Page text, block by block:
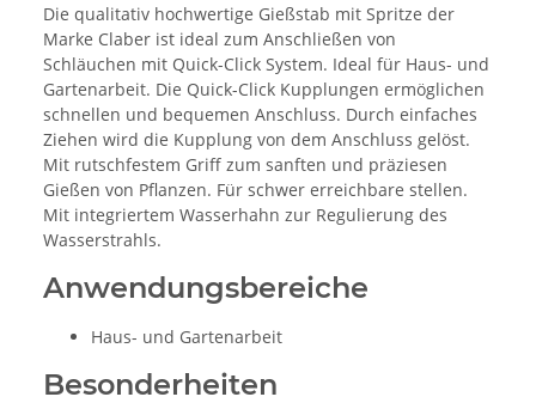
Die qualitativ hochwertige Gießstab mit Spritze der
Marke Claber ist ideal zum Anschließen von
Schläuchen mit Quick-Click System. Ideal für Haus- und
Gartenarbeit. Die Quick-Click Kupplungen ermöglichen
schnellen und bequemen Anschluss. Durch einfaches
Ziehen wird die Kupplung von dem Anschluss gelöst.
Mit rutschfestem Griff zum sanften und präziesen
Gießen von Pflanzen. Für schwer erreichbare stellen.
Mit integriertem Wasserhahn zur Regulierung des
Wasserstrahls.
Anwendungsbereiche
Haus- und Gartenarbeit
Besonderheiten